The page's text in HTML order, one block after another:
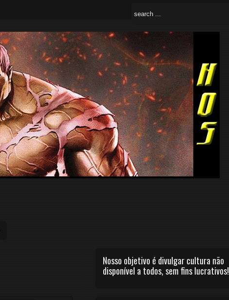
Nosso objetivo é divulgar cultura não
disponível a todos, sem fins lucrativos!